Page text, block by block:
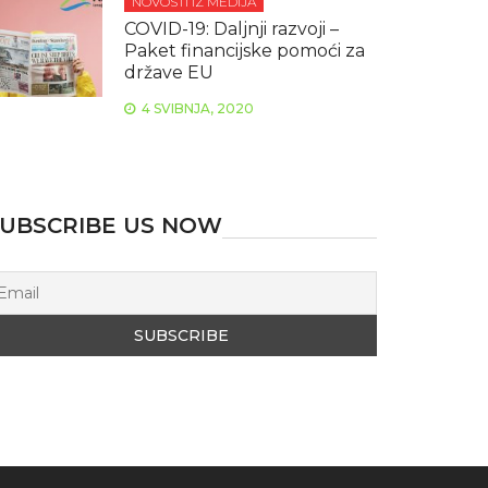
COVID-19: Daljnji razvoji –
Paket financijske pomoći za
države EU
4 SVIBNJA, 2020
US NOW